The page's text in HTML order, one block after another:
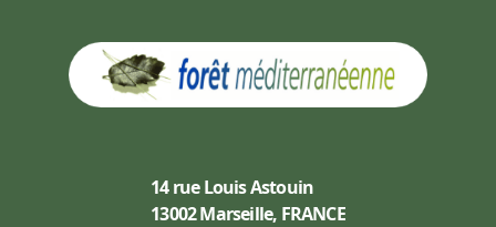
14 rue Louis Astouin
13002 Marseille, FRANCE